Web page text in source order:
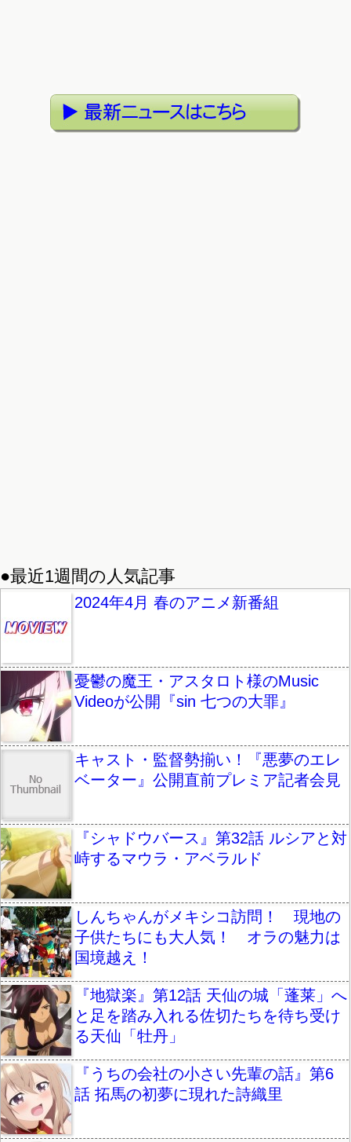
●最近1週間の人気記事
2024年4月 春のアニメ新番組
憂鬱の魔王・アスタロト様のMusic
Videoが公開『sin 七つの大罪』
キャスト・監督勢揃い！『悪夢のエレ
ベーター』公開直前プレミア記者会見
『シャドウバース』第32話 ルシアと対
峙するマウラ・アベラルド
しんちゃんがメキシコ訪問！ 現地の
子供たちにも大人気！ オラの魅力は
国境越え！
『地獄楽』第12話 天仙の城「蓬莱」へ
と足を踏み入れる佐切たちを待ち受け
る天仙「牡丹」
『うちの会社の小さい先輩の話』第6
話 拓馬の初夢に現れた詩織里